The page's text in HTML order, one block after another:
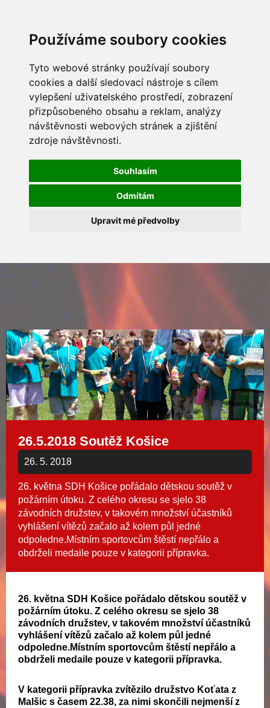
Používáme soubory cookies
Tyto webové stránky používají soubory
cookies a další sledovací nástroje s cílem
vylepšení uživatelského prostředí, zobrazení
přizpůsobeného obsahu a reklam, analýzy
návštěvnosti webových stránek a zjištění
zdroje návštěvnosti.
Souhlasím
Odmítám
Upravit mé předvolby
26.5.2018 Soutěž Košice
26. 5. 2018
26. května SDH Košice pořádalo dětskou soutěž v
požárním útoku. Z celého okresu se sjelo 38
závodních družstev, v takovém množství účastníků
vyhlášení vítězů začalo až kolem půl jedné
odpoledne.Místním sportovcům štěstí nepřálo a
obdrželi medaile pouze v kategorii přípravka.
26. května SDH Košice pořádalo dětskou soutěž v
požárním útoku. Z celého okresu se sjelo 38
závodních družstev, v takovém množství účastníků
vyhlášení vítězů začalo až kolem půl jedné
odpoledne.Místním sportovcům štěstí nepřálo a
obdrželi medaile pouze v kategorii přípravka.
V kategorii přípravka zvítězilo družstvo Koťata z
Malšic s časem 22.38, za nimi skončili nejmenší z